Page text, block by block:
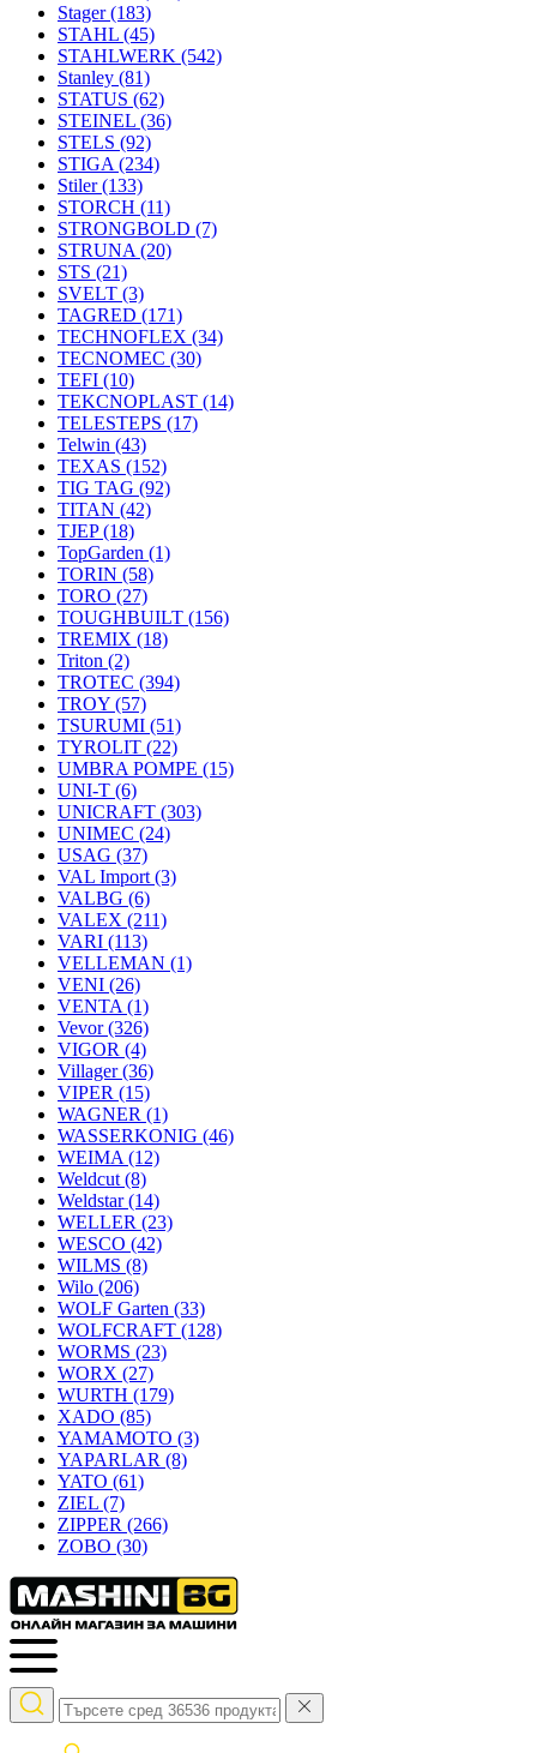
Stager(183)
STAHL (45)
STAHLWERK (542)
Stanley (81)
STATUS (62)
STEINEL (36)
STELS (92)
STIGA (234)
Stiler(133)
STORCH (11)
STRONGBOLD (7)
STRUNA (20)
STS (21)
SVELT (3)
TAGRED (171)
TECHNOFLEX (34)
TECNOMEC (30)
TEFI (10)
TEKCNOPLAST (14)
TELESTEPS (17)
Telwin (43)
TEXAS (152)
TIG TAG (92)
TITAN (42)
TJEP(18)
TopGarden (1)
TORIN (58)
TORO (27)
TOUGHBUILT (156)
TREMIX (18)
Triton (2)
TROTEC (394)
TROY (57)
TSURUMI (51)
TYROLIT (22)
UMBRA POMPE (15)
UNI-T (6)
UNICRAFT (303)
UNIMEC (24)
USAG (37)
VAL Import (3)
VALBG (6)
VALEX (211)
VARI (113)
VELLEMAN (1)
VENI (26)
VENTA (1)
Vevor(326)
VIGOR (4)
Villager(36)
VIPER (15)
WAGNER (1)
WASSERKONIG (46)
WEIMA (12)
Weldcut (8)
Weldstar(14)
WELLER (23)
WESCO (42)
WILMS (8)
Wilo (206)
WOLF Garten (33)
WOLFCRAFT (128)
WORMS (23)
WORX (27)
WURTH (179)
XADO (85)
YAMAMOTO (3)
YAPARLAR (8)
YATO (61)
ZIEL (7)
ZIPPER (266)
ZOBO (30)